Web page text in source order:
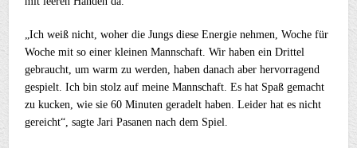
„Ich weiß nicht, woher die Jungs diese Energie nehmen, Woche für
Woche mit so einer kleinen Mannschaft. Wir haben ein Drittel
gebraucht, um warm zu werden, haben danach aber hervorragend
gespielt. Ich bin stolz auf meine Mannschaft. Es hat Spaß gemacht
zu kucken, wie sie 60 Minuten geradelt haben. Leider hat es nicht
gereicht“, sagte Jari Pasanen nach dem Spiel.